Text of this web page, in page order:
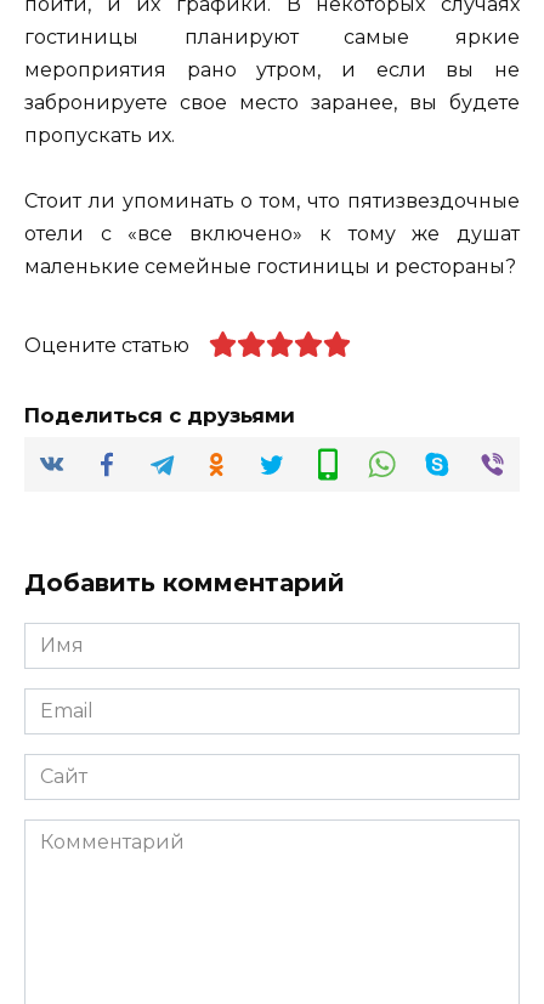
гостиницы планируют самые яркие
мероприятия рано утром, и если вы не
забронируете свое место заранее, вы будете
пропускать их.
Стоит ли упоминать о том, что пятизвездочные
отели с «все включено» к тому же душат
маленькие семейные гостиницы и рестораны?
Оцените статью
Поделиться с друзьями
Добавить комментарий
Имя
*
Email
*
Сайт
Комментарий